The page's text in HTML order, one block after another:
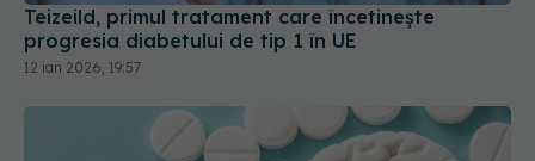
12 ian 2026, 19:57